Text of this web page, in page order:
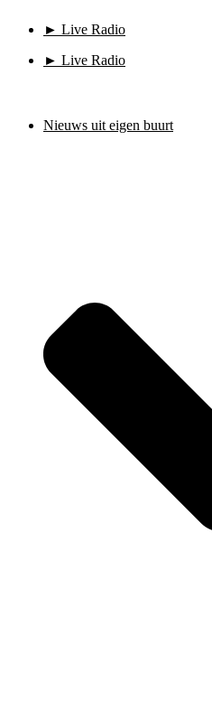
naar
inhoud
► Live Radio
► Live Radio
Nieuws uit eigen buurt